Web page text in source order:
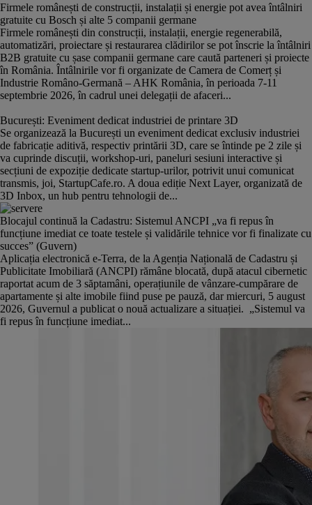
Firmele românești de construcții, instalații și energie pot avea întâlniri
gratuite cu Bosch și alte 5 companii germane
Firmele românești din construcții, instalații, energie regenerabilă,
automatizări, proiectare și restaurarea clădirilor se pot înscrie la întâlniri
B2B gratuite cu șase companii germane care caută parteneri și proiecte
în România. Întâlnirile vor fi organizate de Camera de Comerț și
Industrie Româno-Germană – AHK România, în perioada 7-11
septembrie 2026, în cadrul unei delegații de afaceri...
București: Eveniment dedicat industriei de printare 3D
Se organizează la București un eveniment dedicat exclusiv industriei
de fabricație aditivă, respectiv printării 3D, care se întinde pe 2 zile și
va cuprinde discuții, workshop-uri, paneluri sesiuni interactive și
secțiuni de expoziție dedicate startup-urilor, potrivit unui comunicat
transmis, joi, StartupCafe.ro. A doua ediție Next Layer, organizată de
3D Inbox, un hub pentru tehnologii de...
Blocajul continuă la Cadastru: Sistemul ANCPI „va fi repus în
funcțiune imediat ce toate testele și validările tehnice vor fi finalizate cu
succes” (Guvern)
Aplicația electronică e-Terra, de la Agenția Națională de Cadastru și
Publicitate Imobiliară (ANCPI) rămâne blocată, după atacul cibernetic
raportat acum de 3 săptamâni, operațiunile de vânzare-cumpărare de
apartamente și alte imobile fiind puse pe pauză, dar miercuri, 5 august
2026, Guvernul a publicat o nouă actualizare a situației. „Sistemul va
fi repus în funcțiune imediat...